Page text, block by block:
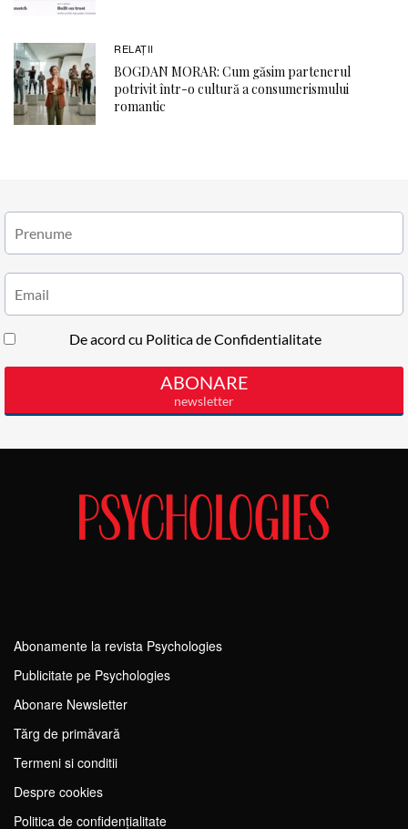
RELAŢII
BOGDAN MORAR: Cum găsim partenerul
potrivit într-o cultură a consumerismului
romantic
Abonamente la revista Psychologies
Publicitate pe Psychologies
Abonare Newsletter
Tărg de primăvară
Termeni si conditii
Despre cookies
Politica de confidențialitate